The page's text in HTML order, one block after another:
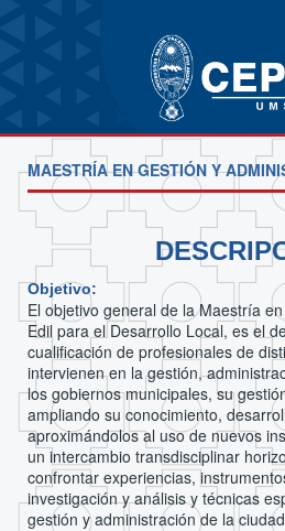
Objetivo:
El objetivo general de la Maestría
Edil para el Desarrollo Local, es el
cualificación de profesionales de
intervienen en la gestión,
los gobiernos municipales, su
ampliando su conocimiento,
aproximándolos al uso de nuevos
un intercambio transdisciplinar
confrontar experiencias,
investigación y análisis y técnicas
gestión y administración de la